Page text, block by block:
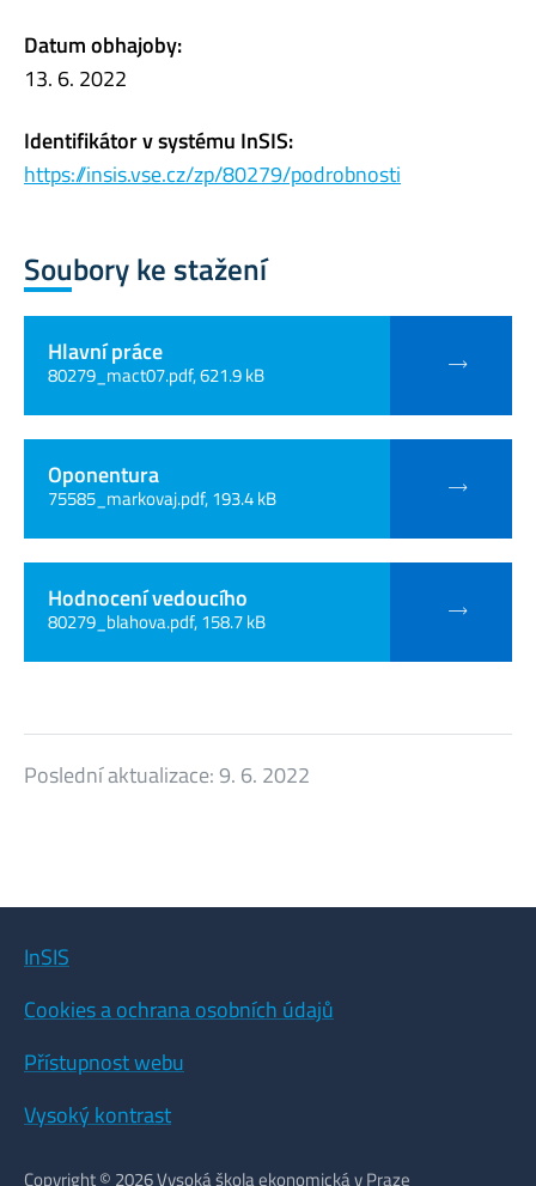
Datum obhajoby:
13. 6. 2022
Identifikátor v systému InSIS:
https://insis.vse.cz/zp/80279/podrobnosti
Soubory ke stažení
Hlavní práce
80279_mact07.pdf, 621.9 kB
Oponentura
75585_markovaj.pdf, 193.4 kB
Hodnocení vedoucího
80279_blahova.pdf, 158.7 kB
Poslední aktualizace:9. 6. 2022
InSIS
Cookies a ochrana osobních údajů
Přístupnost webu
Vysoký kontrast
Copyright © 2026 Vysoká škola ekonomická v Praze